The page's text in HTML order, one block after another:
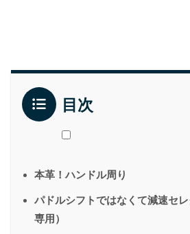
目次
本革！ハンドル周り
パドルシフトではなくて減速セ
専用）